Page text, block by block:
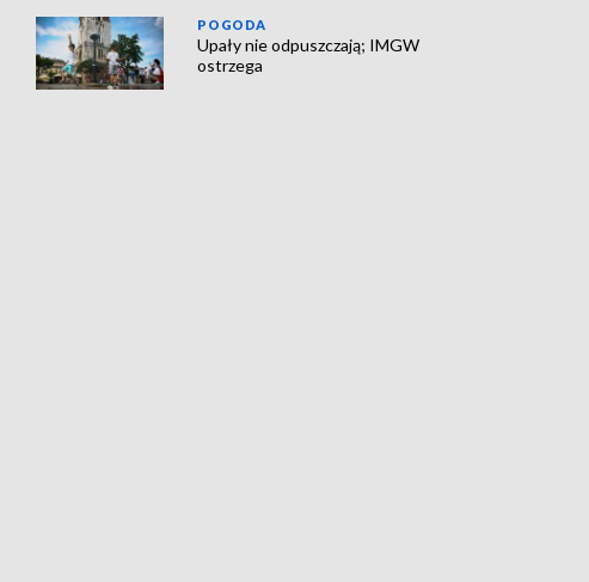
POGODA
Upały nie odpuszczają; IMGW
ostrzega